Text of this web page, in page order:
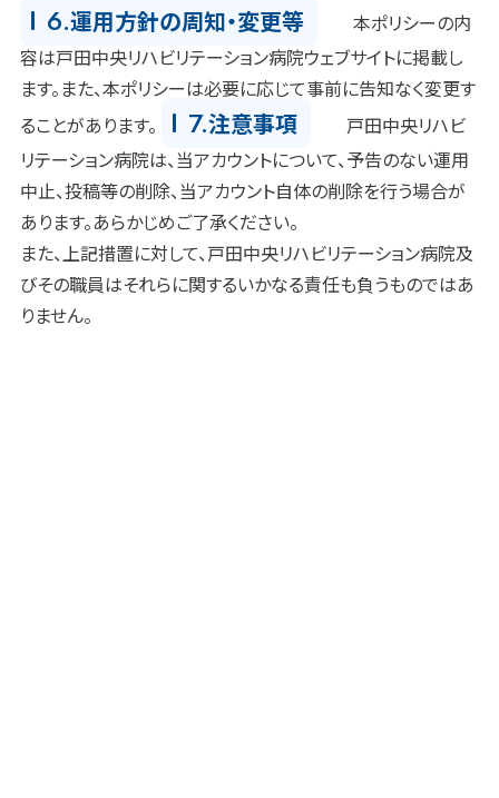
6.運用方針の周知・変更等
本ポリシーの内
容は戸田中央リハビリテーション病院ウェブサイトに掲載し
ます。また、本ポリシーは必要に応じて事前に告知なく変更す
ることがあります。
7.注意事項
戸田中央リハビ
リテーション病院は、当アカウントについて、予告のない運用
中止、投稿等の削除、当アカウント自体の削除を行う場合が
あります。あらかじめご了承ください。
また、上記措置に対して、戸田中央リハビリテーション病院及
びその職員はそれらに関するいかなる責任も負うものではあ
りません。